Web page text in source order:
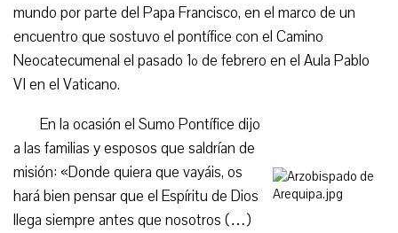
mundo por parte del Papa Francisco, en el marco de un
encuentro que sostuvo el pontífice con el Camino
Neocatecumenal el pasado 1º de febrero en el Aula Pablo
VI en el Vaticano.
En la ocasión el Sumo Pontífice dijo
a las familias y esposos que saldrían de
misión: «Donde quiera que vayáis, os
hará bien pensar que el Espíritu de Dios
llega siempre antes que nosotros (…)